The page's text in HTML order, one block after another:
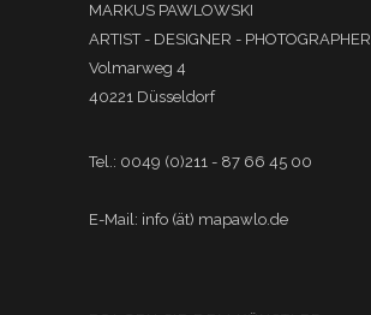
MARKUS PAWLOWSKI
ARTIST - DESIGNER - PHOTOGRAPHER
Volmarweg 4
40221 Düsseldorf
Tel.: 0049 (0)211 - 87 66 45 00
E-Mail: info (ät) mapawlo.de